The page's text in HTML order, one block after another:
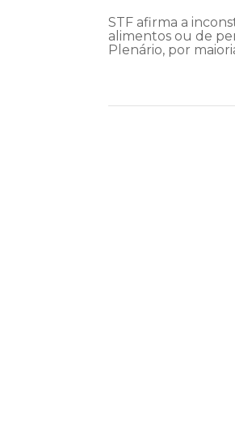
STF afirma a
alimentos ou de
Plenário, por